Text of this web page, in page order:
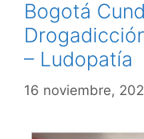
Bogotá
– Ludopatía
16 noviembre,